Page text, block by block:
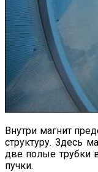
Внутри магнит
структуру. Здесь
две полые трубки
пучки.